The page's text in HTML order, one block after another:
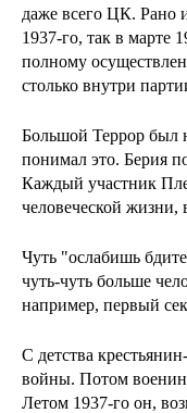
даже всего ЦК. Рано
1937-го, так в марте
полному
столько внутри
Большой Террор был
понимал это. Берия
Каждый участник
человеческой жизни,
Чуть "ослабишь
чуть-чуть больше
например, первый
С детства
войны. Потом
Летом 1937-го он,